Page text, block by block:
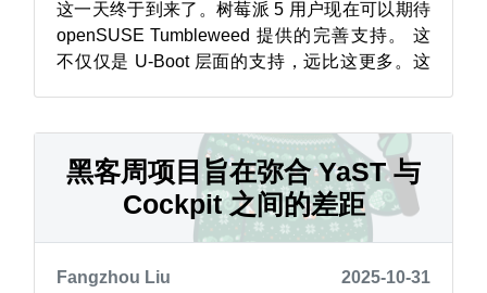
这一天终于到来了。树莓派 5 用户现在可以期待
openSUSE Tumbleweed 提供的完善支持。 这
不仅仅是 U-Boot 层面的支持，远比这更多。这
的众多工程师，以及 Linux 和 U-Boot 子系统维
护者，还有许多...
黑客周项目旨在弥合 YaST 与
Cockpit 之间的差距
Fangzhou Liu
2025-10-31